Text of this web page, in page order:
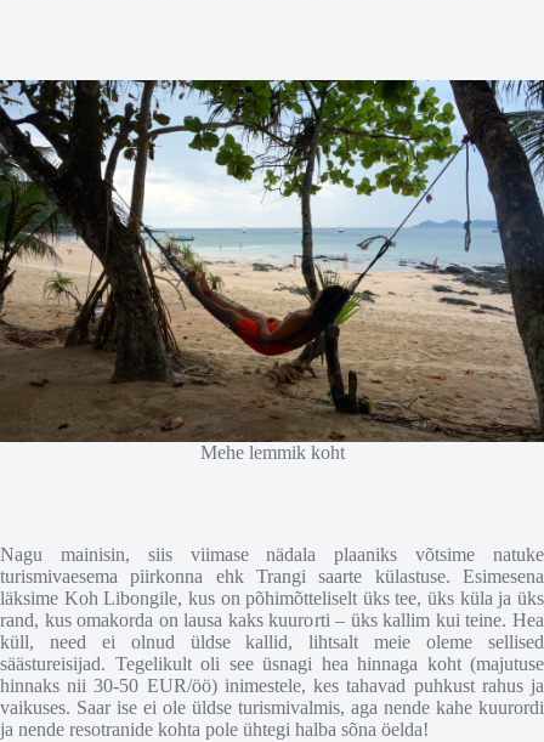
Mehe lemmik koht
Nagu mainisin, siis viimase nädala plaaniks võtsime natuke
turismivaesema piirkonna ehk Trangi saarte külastuse. Esimesena
läksime Koh Libongile, kus on põhimõtteliselt üks tee, üks küla ja üks
rand, kus omakorda on lausa kaks kuurorti – üks kallim kui teine. Hea
küll, need ei olnud üldse kallid, lihtsalt meie oleme sellised
säästureisijad. Tegelikult oli see üsnagi hea hinnaga koht (majutuse
hinnaks nii 30-50 EUR/öö) inimestele, kes tahavad puhkust rahus ja
vaikuses. Saar ise ei ole üldse turismivalmis, aga nende kahe kuurordi
ja nende resotranide kohta pole ühtegi halba sõna öelda!